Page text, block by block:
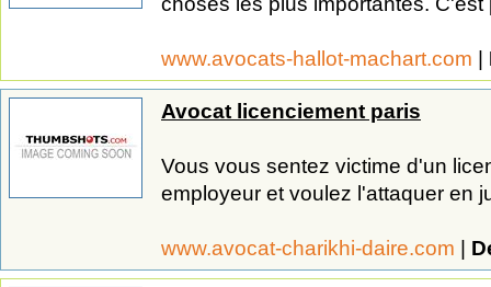
www.avocats-hallot-machart.com |
Avocat licenciement paris
Vous vous sentez victime d'un
employeur et voulez l'attaquer en
www.avocat-charikhi-daire.com |